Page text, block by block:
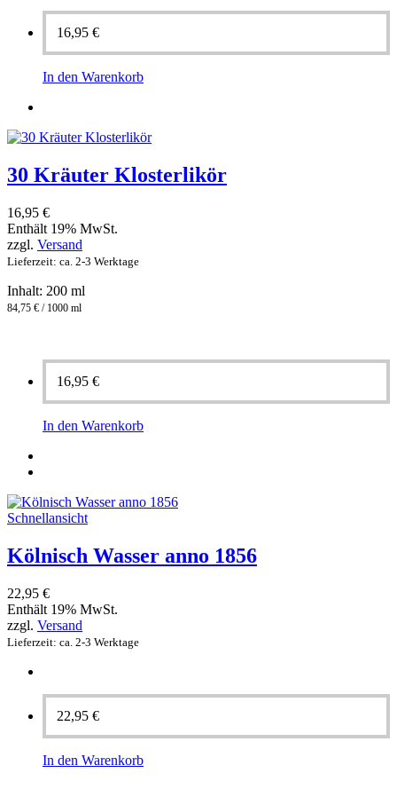
16,95 €
In den Warenkorb
30 Kräuter Klosterlikör
16,95 €
Enthält 19% MwSt.
zzgl. Versand
Lieferzeit: ca. 2-3 Werktage
Inhalt: 200 ml
84,75 € / 1000 ml
16,95 €
In den Warenkorb
Schnellansicht
Kölnisch Wasser anno 1856
22,95 €
Enthält 19% MwSt.
zzgl. Versand
Lieferzeit: ca. 2-3 Werktage
22,95 €
In den Warenkorb